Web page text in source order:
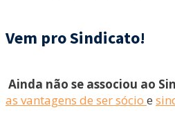
Vem pro Sindicato!
Ainda não se associou ao
as vantagens de ser sócio e